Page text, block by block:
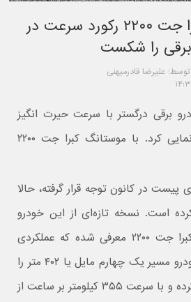
فورد موستانگ کبرا جت ۲۲۰۰ رکورد سرعت در
را شکست
علیرضا قادرمیهنی
برقی درگستر با سرعت حیرت انگیز
برای پیست مسابقه رونمایی کرد. با موستانگ کبرا جت ۲۲۰۰
پیست در کانون توجه قرار گرفته، حالا
است. نسخه تازه‌ای از این خودرو
جت ۲۲۰۰
معرفی شده که عملکردی
خیره‌ کننده دارد. این خودرو مسیر یک‌ چهارم مایل یا ۴۰۲ متر را
فقط در ۶.۸۷ ثانیه طی کرده و با سرعت ۳۵۵ کیلومتر بر ساعت از